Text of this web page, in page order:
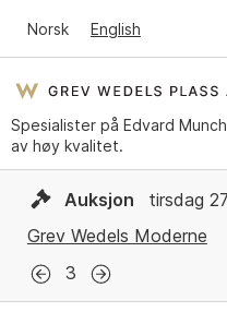
Norsk English
Spesialister på Edvard
av høy kvalitet.
Auksjon
tirsdag
Grev Wedels Moderne
3